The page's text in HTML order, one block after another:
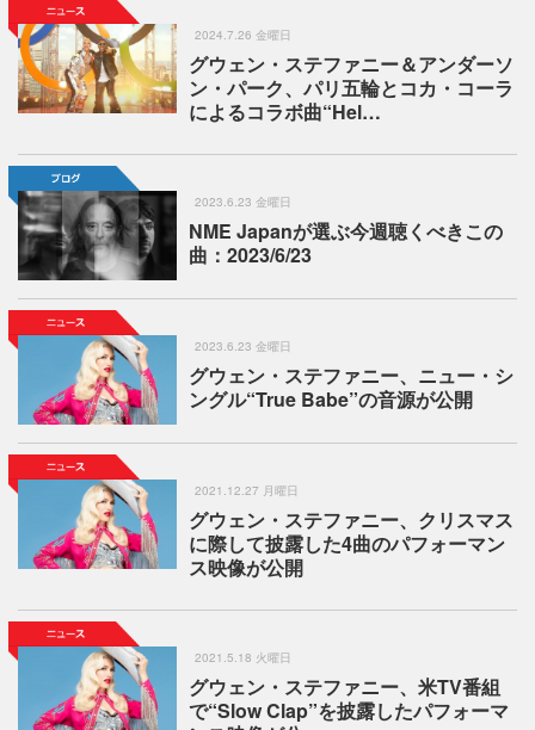
2024.7.26 金曜日
グウェン・ステファニー＆アンダーソ
ン・パーク、パリ五輪とコカ・コーラ
によるコラボ曲“Hel…
2023.6.23 金曜日
NME Japanが選ぶ今週聴くべきこの
曲：2023/6/23
2023.6.23 金曜日
グウェン・ステファニー、ニュー・シ
ングル“True Babe”の音源が公開
2021.12.27 月曜日
グウェン・ステファニー、クリスマス
に際して披露した4曲のパフォーマン
ス映像が公開
2021.5.18 火曜日
グウェン・ステファニー、米TV番組
で“Slow Clap”を披露したパフォーマ